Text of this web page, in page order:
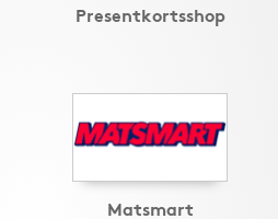
Presentkortsshop
Matsmart